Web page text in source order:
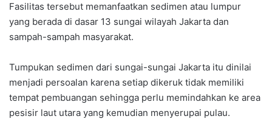
Fasilitas tersebut memanfaatkan sedimen atau lumpur
yang berada di dasar 13 sungai wilayah Jakarta dan
sampah-sampah masyarakat.
Tumpukan sedimen dari sungai-sungai Jakarta itu dinilai
menjadi persoalan karena setiap dikeruk tidak memiliki
tempat pembuangan sehingga perlu memindahkan ke area
pesisir laut utara yang kemudian menyerupai pulau.